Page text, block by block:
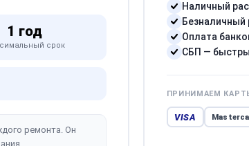
1 год
срок
ремонта. Он
Наличный
Безналичный
Оплата
СБП —
ПРИНИМАЕМ
VISA